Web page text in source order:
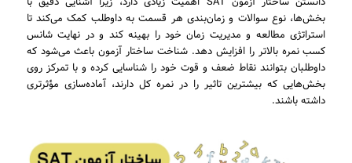
بخش‌ها، نوع سوالات و زمان‌بندی هر قسمت به داوطلب کمک می‌کند تا
استراتژی مطالعه و مدیریت زمان خود را بهینه کند و در نهایت شانس
کسب نمره بالاتر را افزایش دهد. شناخت ساختار آزمون باعث می‌شود که
داوطلبان بتوانند نقاط ضعف و قوت خود را شناسایی کرده و با تمرکز روی
بخش‌هایی که بیشترین تاثیر را در نمره کل دارند، آماده‌سازی مؤثرتری
داشته باشند.